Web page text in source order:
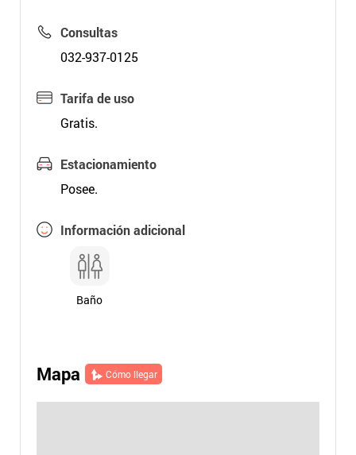
Consultas
032-937-0125
Tarifa de uso
Gratis.
Estacionamiento
Posee.
Información adicional
Baño
Mapa Cómo llegar